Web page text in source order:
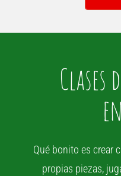
Clases
Qué bonito es crear
propias piezas,